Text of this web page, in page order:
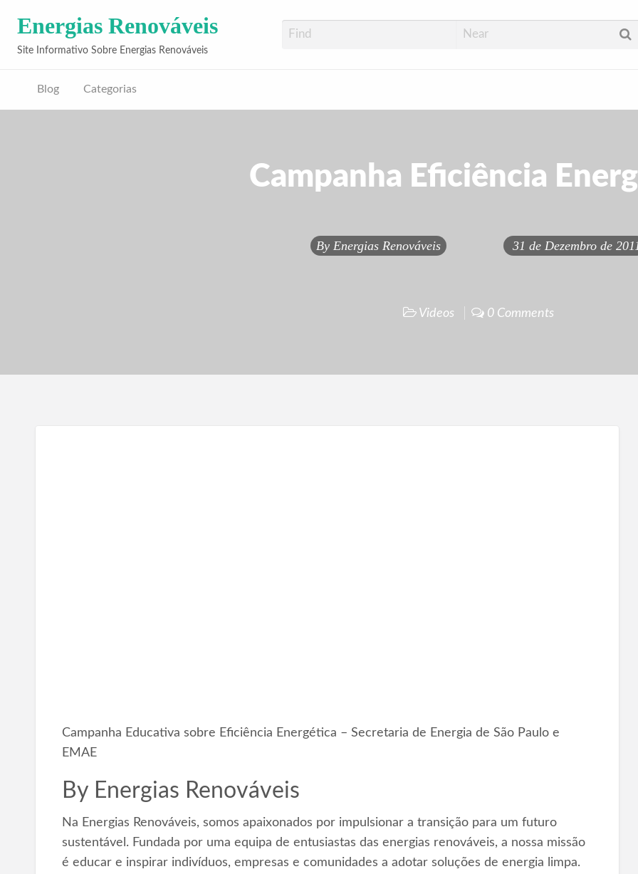
Energias Renováveis
Site Informativo Sobre Energias Renováveis
Blog Categorias
Campanha Eficiência
By Energias Renováveis 31 de Dezembro de
Videos 0 Comments
Campanha Educativa sobre Eficiência Energética – Secretaria de Energia de São Paulo e
EMAE
By Energias Renováveis
Na Energias Renováveis, somos apaixonados por impulsionar a transição para um futuro
sustentável. Fundada por uma equipa de entusiastas das energias renováveis, a nossa missão
é educar e inspirar indivíduos, empresas e comunidades a adotar soluções de energia limpa.